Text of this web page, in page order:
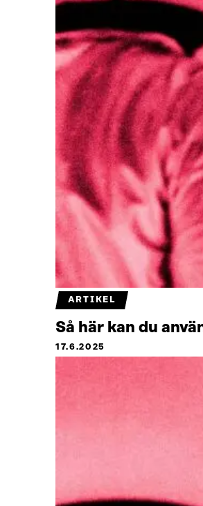
ARTIKEL
Så här kan du
17.6.2025